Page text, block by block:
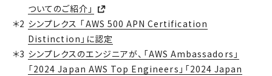
ついてのご紹介」
シンプレクス 「AWS 500 APN Certification
Distinction」に認定
シンプレクスのエンジニアが、「AWS Ambassadors」
「2024 Japan AWS Top Engineers」「2024 Japan